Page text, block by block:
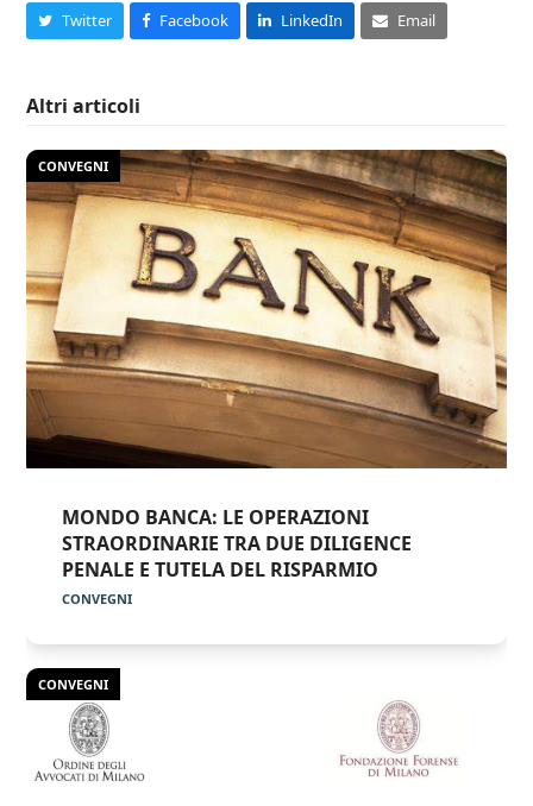
Twitter Facebook LinkedIn Email
Altri articoli
CONVEGNI
MONDO BANCA: LE OPERAZIONI
STRAORDINARIE TRA DUE DILIGENCE
PENALE E TUTELA DEL RISPARMIO
CONVEGNI
CONVEGNI